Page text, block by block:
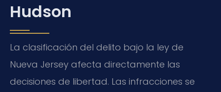
Hudson
La clasificación del delito bajo la ley de
Nueva Jersey afecta directamente las
decisiones de libertad. Las infracciones se